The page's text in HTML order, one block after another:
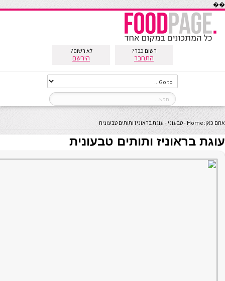
��
רשום כבר?
התחבר
לא רשום?
הירשם
אתם כאן: Home
-טבעוני - עוגת בראוניז ותותים טבעונית
עוגת בראוניז ותותים טבעונית